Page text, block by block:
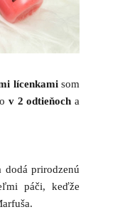
lícenkamisom
v 2 odtieňoch a
prirodzenú
páči, keďže